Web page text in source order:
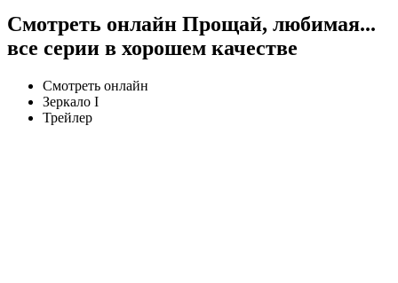
Смотреть онлайн Прощай, любимая...
все серии в хорошем качестве
Смотреть онлайн
Зеркало I
Трейлер